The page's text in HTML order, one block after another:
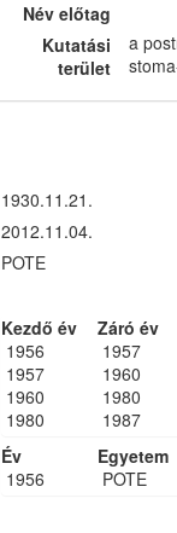
Név előtag
Kutatási
terület
a
1930.11.21.
2012.11.04.
POTE
Kezdő év Záró év
1956
1957
1957
1960
1960
1980
1980
1987
Év Egyetem
1956
POTE